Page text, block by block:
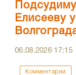
Елисееву
06.08.2026 17:15
Комментарии